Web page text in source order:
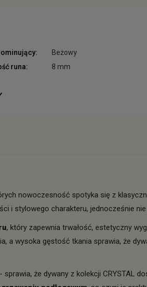
Beżowy
runa: 8 mm
nowoczesność spotyka się z
i stylowego charakteru, jednocześnie
, który zapewnia trwałość, estetyczny
a wysoka gęstość tkania sprawia, że
- sprawia, że dywany z kolekcji CRYSTAL